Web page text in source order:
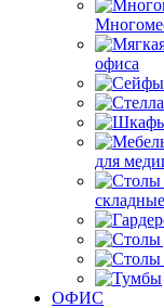
офиса
для
ОФИС